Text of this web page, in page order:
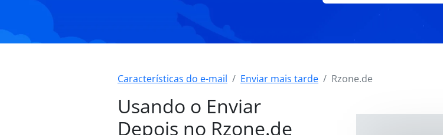
Características do e-mail Enviar mais tarde Rzone.de
Usando o Enviar
Depois no Rzone.de